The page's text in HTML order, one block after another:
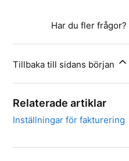
Har du fler frågor?
Tillbaka till sidans början
Relaterade artiklar
Inställningar för fakturering